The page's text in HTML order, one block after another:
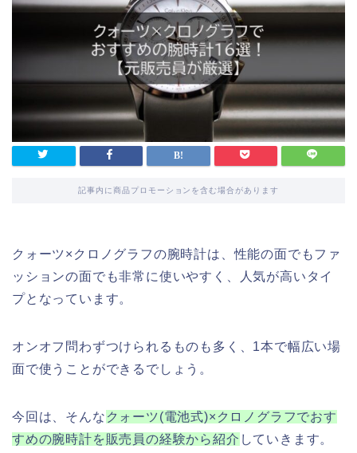
記事内に商品プロモーションを含む場合があります
クォーツ×クロノグラフの腕時計は、性能の面でもファ
ッションの面でも非常に使いやすく、人気が高いタイ
プとなっています。
オンオフ問わずつけられるものも多く、1本で幅広い場
面で使うことができるでしょう。
今回は、そんな クォーツ(電池式)×クロノグラフでおす
すめの腕時計を販売員の経験から紹介 していきます。